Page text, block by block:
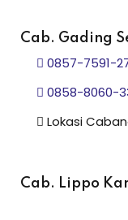
Cab. Gading
0857-7591-
0858-8060-
Lokasi
Cab. Lippo